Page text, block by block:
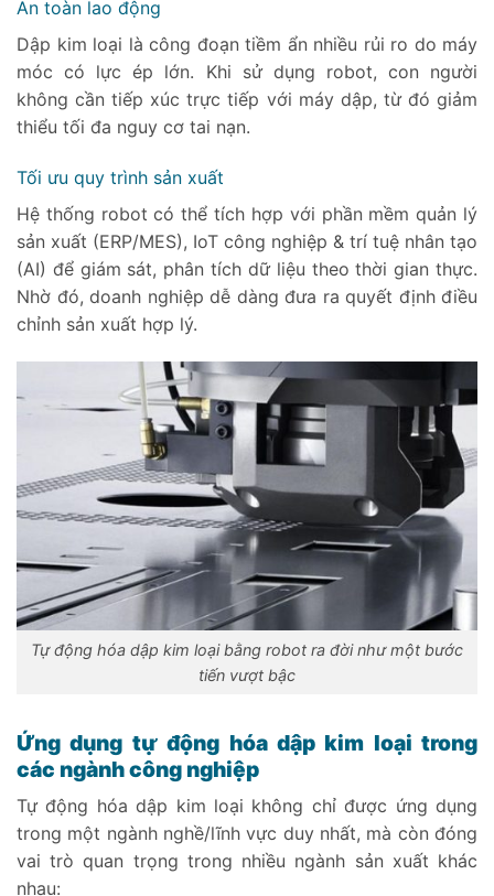
An toàn lao động
Dập kim loại là công đoạn tiềm ẩn nhiều rủi ro do máy
móc có lực ép lớn. Khi sử dụng robot, con người
không cần tiếp xúc trực tiếp với máy dập, từ đó giảm
thiểu tối đa nguy cơ tai nạn.
Tối ưu quy trình sản xuất
Hệ thống robot có thể tích hợp với phần mềm quản lý
sản xuất (ERP/MES), IoT công nghiệp & trí tuệ nhân tạo
(AI) để giám sát, phân tích dữ liệu theo thời gian thực.
Nhờ đó, doanh nghiệp dễ dàng đưa ra quyết định điều
chỉnh sản xuất hợp lý.
Tự động hóa dập kim loại bằng robot ra đời như một bước
tiến vượt bậc
Ứng dụng tự động hóa dập kim loại trong
các ngành công nghiệp
Tự động hóa dập kim loại không chỉ được ứng dụng
trong một ngành nghề/lĩnh vực duy nhất, mà còn đóng
vai trò quan trọng trong nhiều ngành sản xuất khác
nhau: